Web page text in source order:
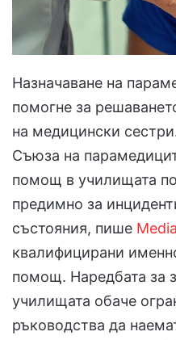
Назначаване на
помогне за
на медицински
Съюза на
помощ в училищата
предимно за
състояния, пише
квалифицирани
помощ. Наредбата за
училищата обаче
ръководства да